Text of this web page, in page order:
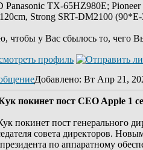
Panasonic TX-65HZ980E;
Strong SRT-DM2100
чтобы у Вас сбылось то, чего
Добавлено: Вт Апр 21,
покинет пост CEO Apple 1
покинет пост генерального
совета директоров.
по аппаратному